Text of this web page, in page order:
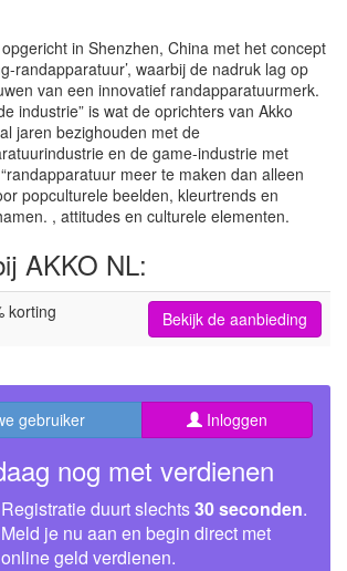
in Shenzhen, China met het concept
randapparatuur’, waarbij de nadruk lag op
van een innovatief randapparatuurmerk.
industrie” is wat de oprichters van Akko
jaren bezighouden met de
en de game-industrie met
meer te maken dan alleen
popculturele beelden, kleurtrends en
, attitudes en culturele elementen.
AKKO NL:
korting Bekijk de aanbieding
gebruiker Inloggen
Start vandaag nog met verdienen
Registratie duurt slechts30 seconden.
Meld je nu aan en begin direct met
online geld verdienen.